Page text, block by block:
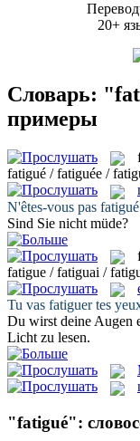
20+
Словарь:
примеры
fatigué / fatiguée /
N'êtes-vous pas fatigué
Sind Sie nicht müde?
fatigue / fatiguai /
Tu vas fatiguertes
Du wirst deine Augen
Licht zu lesen.
"fatigué":